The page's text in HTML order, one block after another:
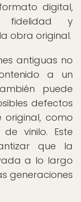
digital,
fidelidad y
obra original.
antiguas no
a un
puede
defectos
como
vinilo. Este
que la
a lo largo
generaciones